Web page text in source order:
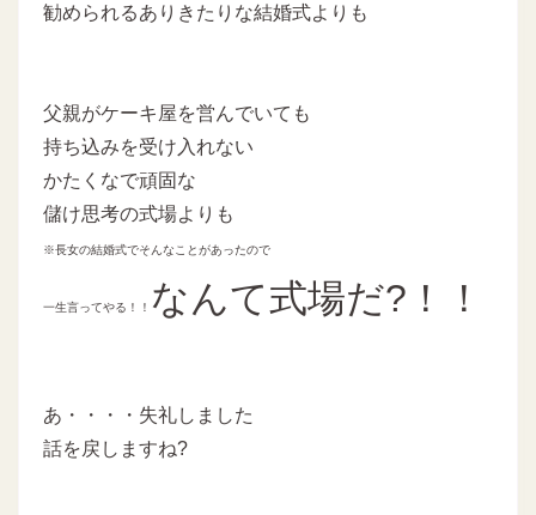
勧められるありきたりな結婚式よりも
父親がケーキ屋を営んでいても
持ち込みを受け入れない
かたくなで頑固な
儲け思考の式場よりも
※長女の結婚式でそんなことがあったので
一生言ってやる！！ なんて式場だ?！！
あ・・・・失礼しました
話を戻しますね?